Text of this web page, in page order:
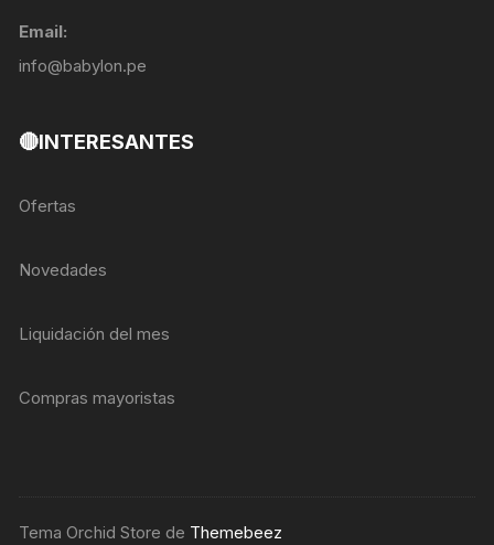
Email:
info@babylon.pe
🔴INTERESANTES
Ofertas
Novedades
Liquidación del mes
Compras mayoristas
Tema Orchid Store de Themebeez